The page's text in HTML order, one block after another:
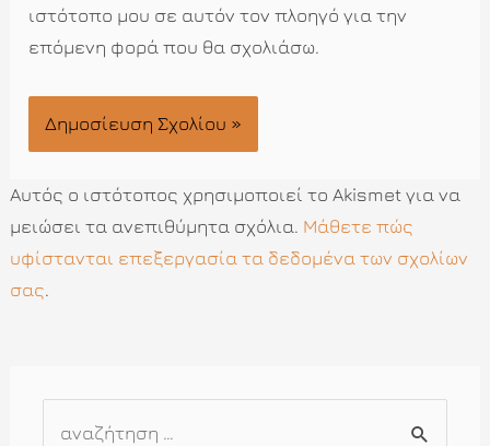
ιστότοπο μου σε αυτόν τον πλοηγό για την
επόμενη φορά που θα σχολιάσω.
Αυτός ο ιστότοπος χρησιμοποιεί το Akismet για να
μειώσει τα ανεπιθύμητα σχόλια. Μάθετε πώς
υφίστανται επεξεργασία τα δεδομένα των σχολίων
σας.